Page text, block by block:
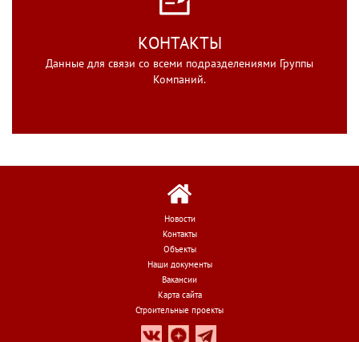
КОНТАКТЫ
Данные для связи со всеми подразделениями Группы
Компаний.
Новости
Контакты
Объекты
Наши документы
Вакансии
Карта сайта
Строительные проекты